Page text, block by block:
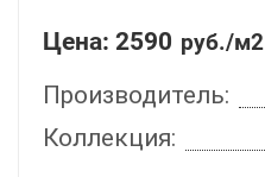
Цена: 2590 руб./м2
Производитель:
Коллекция: